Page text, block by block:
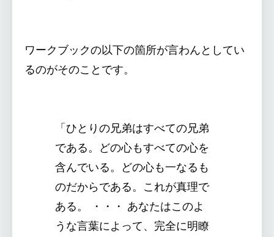
ワークブックの以下の箇所が言わんとしてい
るのがそのことです。
「ひとりの兄弟はすべての兄弟
である。どの心もすべての心を
含んでいる。どの心も一なるも
のだからである。これが真理で
ある。 ・・・ あなたはこのよ
うな言葉によって、完全に明瞭